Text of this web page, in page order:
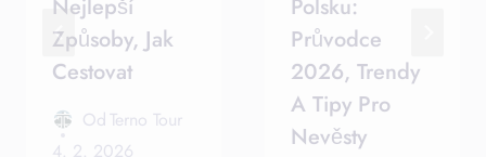
Nejlepší
Způsoby, Jak
Cestovat
Od Terno Tour
4. 2. 2026
Polsku:
Průvodce
2026, Trendy
A Tipy Pro
Nevěsty